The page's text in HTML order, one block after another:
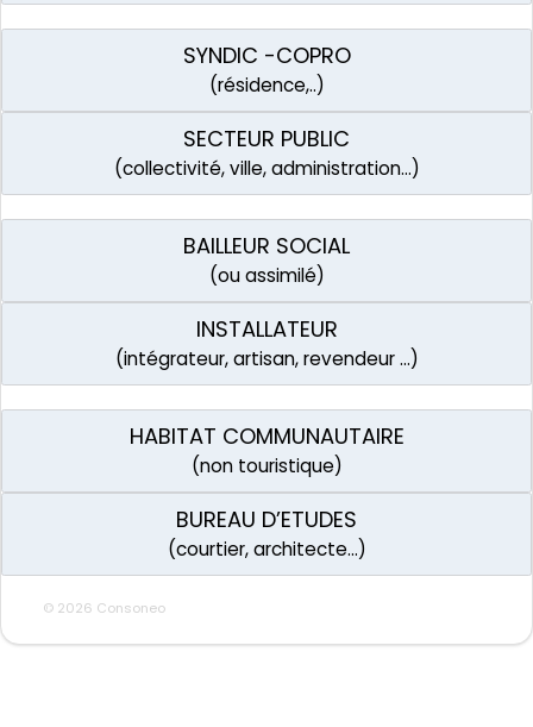
SYNDIC -COPRO
(résidence,..)
SECTEUR PUBLIC
(collectivité, ville, administration…)
BAILLEUR SOCIAL
(ou assimilé)
INSTALLATEUR
(intégrateur, artisan, revendeur …)
HABITAT COMMUNAUTAIRE
(non touristique)
BUREAU D’ETUDES
(courtier, architecte…)
© 2026 Consoneo